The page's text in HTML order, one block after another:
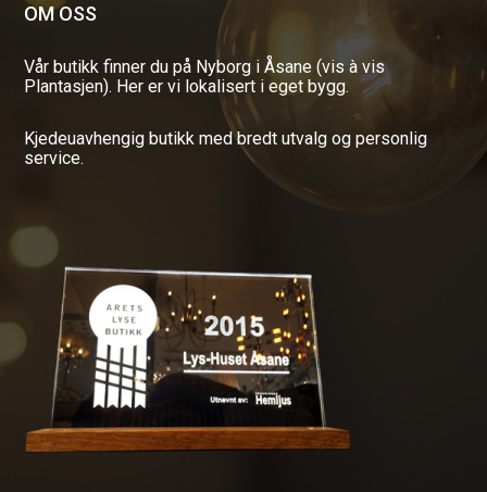
OM OSS
Vår butikk finner du på Nyborg i Åsane (vis à vis
Plantasjen). Her er vi lokalisert i eget bygg.
Kjedeuavhengig butikk med bredt utvalg og personlig
service.